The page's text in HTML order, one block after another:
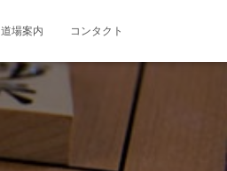
道場案内 コンタクト